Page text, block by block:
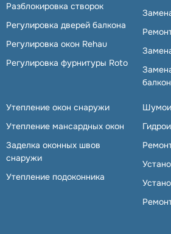
Разблокировка створок
Регулировка дверей балкона
Регулировка окон Rehau
Регулировка фурнитуры Roto
Утепление окон снаружи
Утепление мансардных окон
Заделка оконных швов
снаружи
Утепление подоконника